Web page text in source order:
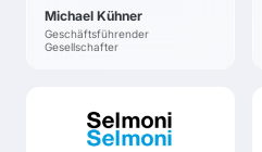
Michael Kühner
Geschäftsführender
Gesellschafter
SELMONI
René Fässler